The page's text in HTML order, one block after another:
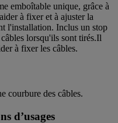
emboîtable unique, grâce à
à fixer et à ajuster la
l'installation. Inclus un stop
lorsqu'ils sont tirés.Il
à fixer les câbles.
courbure des câbles.
d’usages